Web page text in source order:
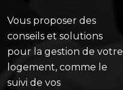
Vous proposer des
conseils et solutions
pour la gestion de votre
logement, comme le
suivi de vos